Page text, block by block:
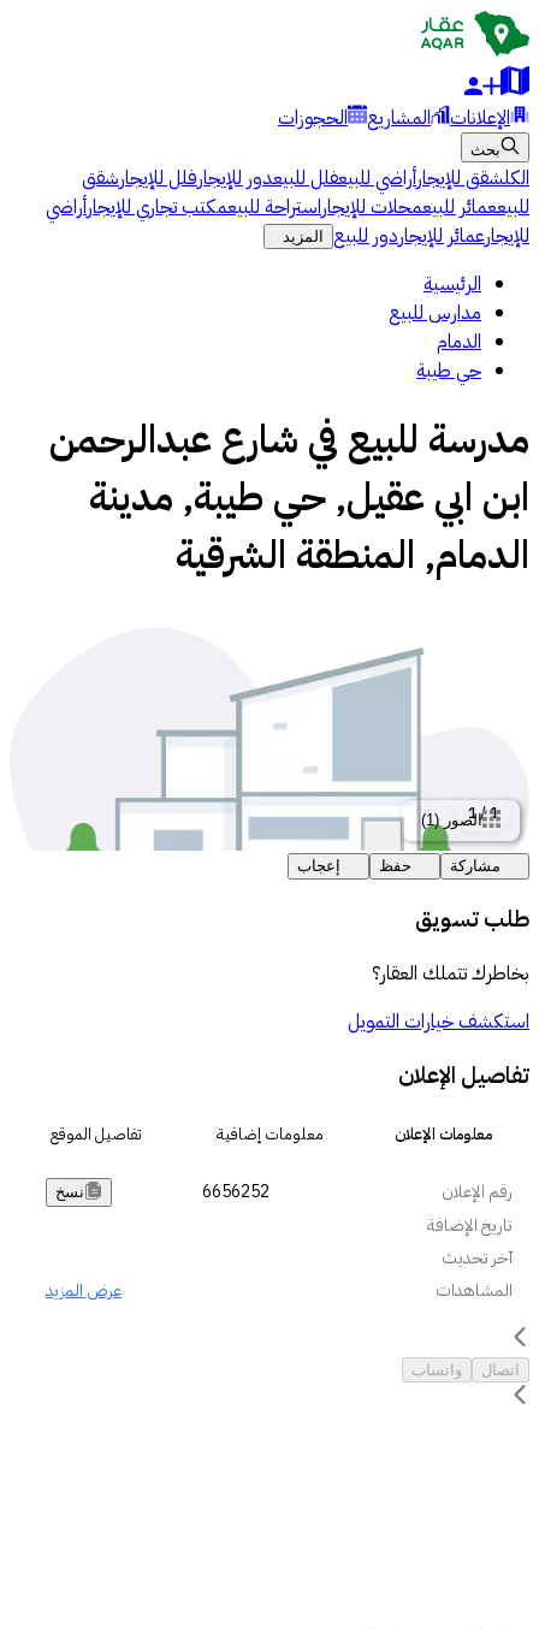
الإعلانات المشاريع الحجوزات
بحث
الكلشقق للإيجارأراضي للبيعفلل للبيعدور للإيجارفلل للإيجارشقق
للبيععمائر للبيعمحلات للإيجاراستراحة للبيعمكتب تجاري للإيجارأراضي
للإيجارعمائر للإيجاردور للبيع المزيد
الرئيسية
مدارس للبيع
الدمام
حي طيبة
مدرسة للبيع في شارع عبدالرحمن
ابن ابي عقيل, حي طيبة, مدينة
الدمام, المنطقة الشرقية
1
/
1
الصور (
1
)
مشاركة حفظ إعجاب
طلب تسويق
بخاطرك تتملك العقار؟
استكشف خيارات التمويل
تفاصيل الإعلان
معلومات الإعلان معلومات إضافية تفاصيل الموقع
رقم الإعلان 6656252 نسخ
تاريخ الإضافة
آخر تحديث
المشاهدات
عرض المزيد
اتصال واتساب